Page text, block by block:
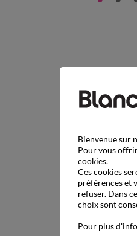
Bienvenue sur
Pour vous
cookies.
Ces cookies
préférences et
refuser. Dans
choix sont
Pour plus